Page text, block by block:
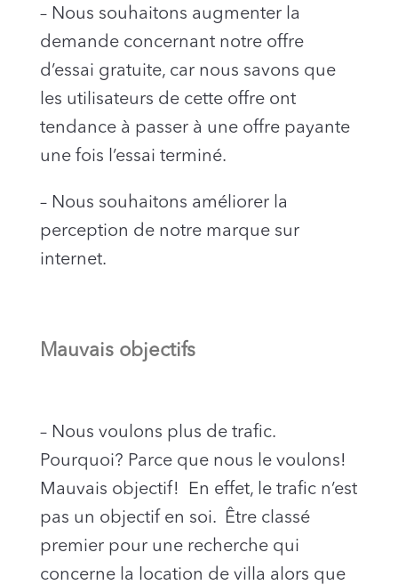
– Nous souhaitons augmenter la
demande concernant notre offre
d’essai gratuite, car nous savons que
les utilisateurs de cette offre ont
tendance à passer à une offre payante
une fois l’essai terminé.
– Nous souhaitons améliorer la
perception de notre marque sur
internet.
Mauvais objectifs
– Nous voulons plus de trafic.
Pourquoi? Parce que nous le voulons!
Mauvais objectif! En effet, le trafic n’est
pas un objectif en soi. Être classé
premier pour une recherche qui
concerne la location de villa alors que